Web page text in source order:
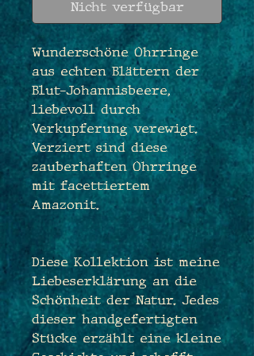
Nicht verfügbar
Wunderschöne Ohrringe
aus echten Blättern der
Blut-Johannisbeere,
liebevoll durch
Verkupferung verewigt.
Verziert sind diese
zauberhaften Ohrringe
mit facettiertem
Amazonit.
Diese Kollektion ist meine
Liebeserklärung an die
Schönheit der Natur. Jedes
dieser handgefertigten
Stücke erzählt eine kleine